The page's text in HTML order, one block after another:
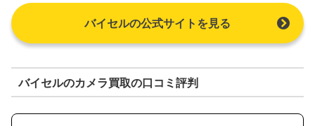
バイセルの公式サイトを見る
バイセルのカメラ買取の口コミ評判